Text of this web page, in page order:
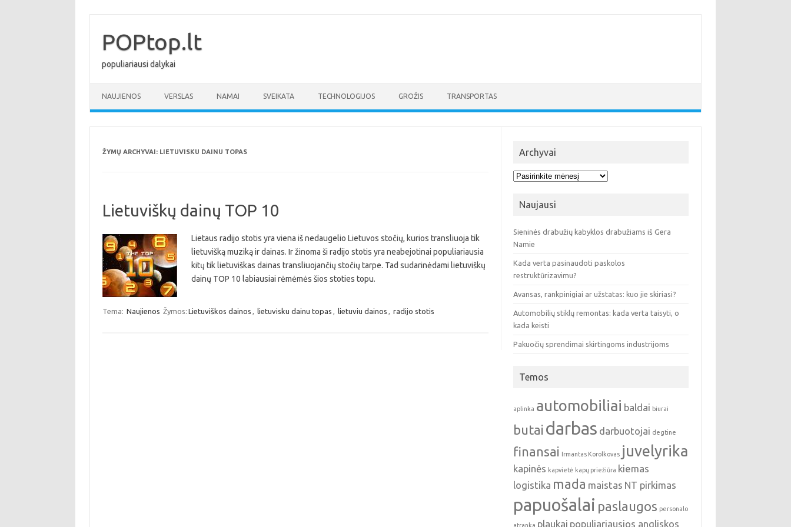
turinioPOPtop.lt
populiariausi dalykai
NAUJIENOS VERSLAS NAMAI SVEIKATA TECHNOLOGIJOS GROŽIS TRANSPORTAS
ŽYMŲ ARCHYVAI: LIETUVISKU DAINU TOPAS
Lietuviškų dainų TOP 10
Lietaus radijo stotis yra viena iš nedaugelio Lietuvos stočių, kurios transliuoja tik
lietuvišką muziką ir dainas. Ir žinoma ši radijo stotis yra neabejotinai populiariausia
kitų tik lietuviškas dainas transliuojančių stočių tarpe. Tad sudarinėdami lietuviškų
dainų TOP 10 labiausiai rėmėmės šios stoties topu.
Tema: Naujienos Žymos: Lietuviškos dainos , lietuvisku dainu topas , lietuviu dainos , radijo stotis
Archyvai
Archyvai
Naujausi
Sieninės drabužių kabyklos drabužiams iš Gera
Namie
Kada verta pasinaudoti paskolos
restruktūrizavimu?
Avansas, rankpinigiai ar užstatas: kuo jie skiriasi?
Automobilių stiklų remontas: kada verta taisyti, o
kada keisti
Pakuočių sprendimai skirtingoms industrijoms
Temos
aplinka automobiliai baldai biurai
butai darbas darbuotojai degtine
finansai Irmantas Korolkovas juvelyrika
kapinės kapvietė kapų priežiūra kiemas
logistika mada maistas NT pirkimas
papuošalai paslaugos personalo
atranka plaukai populiariausios angliskos